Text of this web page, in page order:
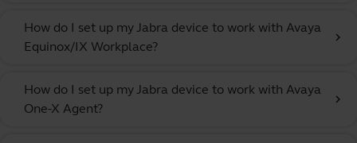
How do I set up my Jabra device to work with Avaya
Equinox/IX Workplace?
chevron_right
How do I set up my Jabra device to work with Avaya
One-X Agent?
chevron_right